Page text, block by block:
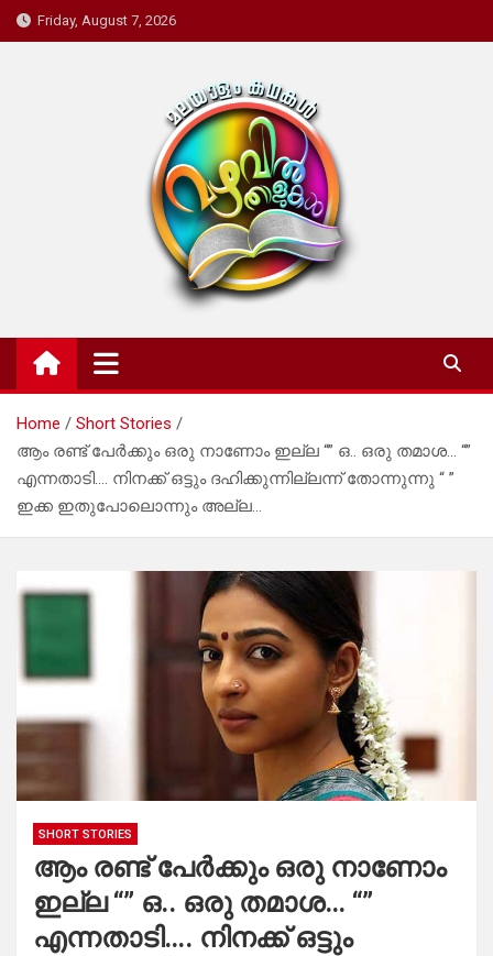
Skip
to
Friday, August 7, 2026
Mazhavil Thalukal
Malayalam Kadhakal
Home
Short Stories
ആം രണ്ട് പേർക്കും ഒരു നാണോം ഇല്ല “” ഒ.. ഒരു തമാശ… “”
എന്നതാടി…. നിനക്ക് ഒട്ടും ദഹിക്കുന്നില്ലന്ന് തോന്നുന്നു “ ”
ഇക്ക ഇതുപോലൊന്നും അല്ല…
SHORT STORIES
ആം രണ്ട് പേർക്കും ഒരു നാണോം
ഇല്ല “” ഒ.. ഒരു തമാശ… “”
എന്നതാടി…. നിനക്ക് ഒട്ടും